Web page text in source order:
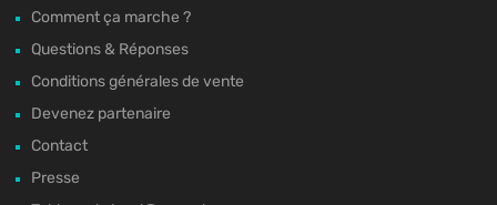
Comment ça marche ?
Questions & Réponses
Conditions générales de vente
Devenez partenaire
Contact
Presse